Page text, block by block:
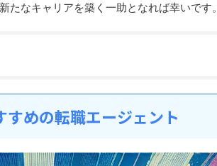
たなキャリアを築く一助となれば幸いです。
めの転職エージェント